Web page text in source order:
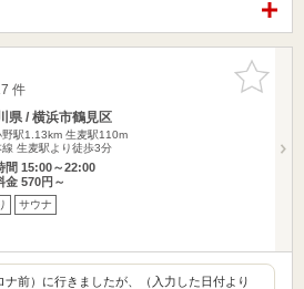
お気に入
りに追加
件
県 / 横浜市鶴見区
野駅1.13km 生麦駅110m
線 生麦駅より徒歩3分
間 15:00～22:00
金 570円～
サウナ
ナ前）に行きましたが、（入力した日付より